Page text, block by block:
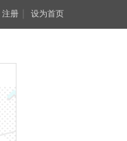
注册 设为首页